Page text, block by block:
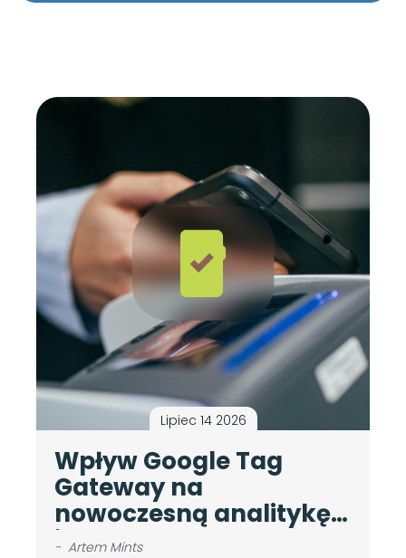
Lipiec 14 2026
Wpływ Google Tag
Gateway na
nowoczesną analitykę
internetową
- Artem Mints